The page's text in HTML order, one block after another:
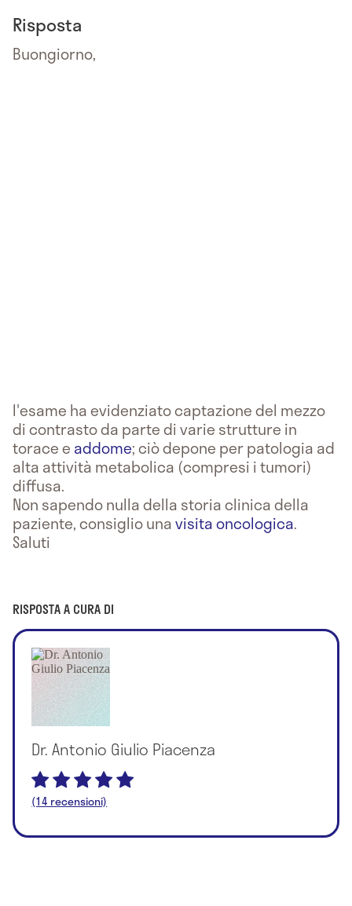
Risposta
Buongiorno,
l'esame ha evidenziato captazione del mezzo
di contrasto da parte di varie strutture in
torace e addome; ciò depone per patologia ad
alta attività metabolica (compresi i tumori)
diffusa.
Non sapendo nulla della storia clinica della
paziente, consiglio unavisita oncologica.
Saluti
RISPOSTA A CURA DI
Dr. Antonio Giulio Piacenza
(14 recensioni)